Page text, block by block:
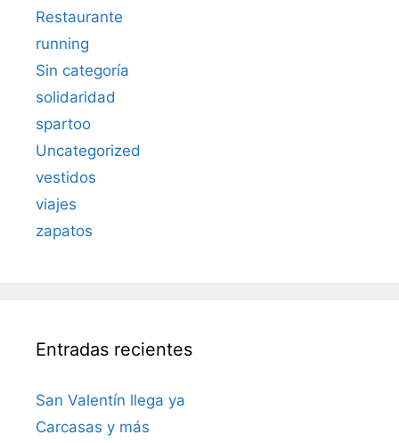
Restaurante
running
Sin categoría
solidaridad
spartoo
Uncategorized
vestidos
viajes
zapatos
Entradas recientes
San Valentín llega ya
Carcasas y más